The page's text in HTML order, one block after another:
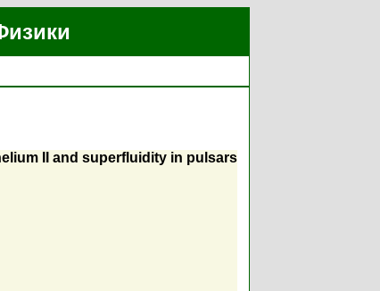
II and superfluidity in pulsars